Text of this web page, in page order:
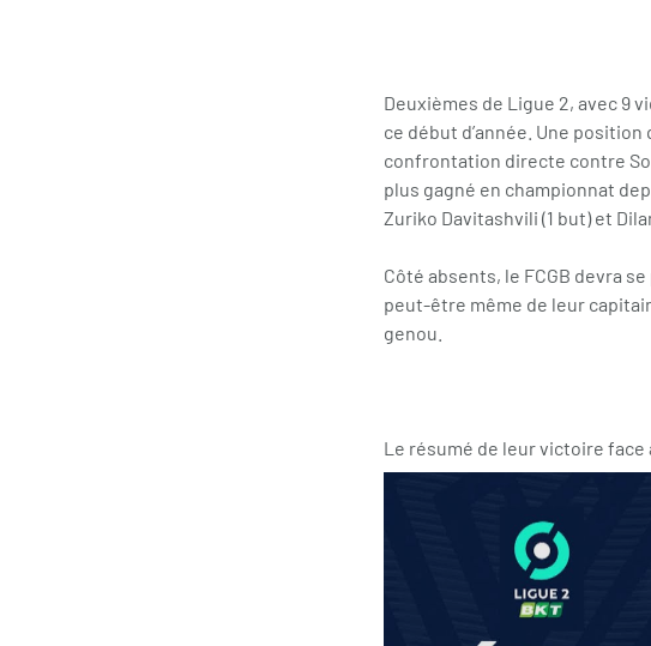
Deuxièmes de Ligue 2, avec 9
ce début d’année. Une
confrontation directe contre
plus gagné en championnat
Zuriko Davitashvili (1 but) et
Côté absents, le FCGB devra
peut-être même de leur
genou.
Le résumé de leur victoire face